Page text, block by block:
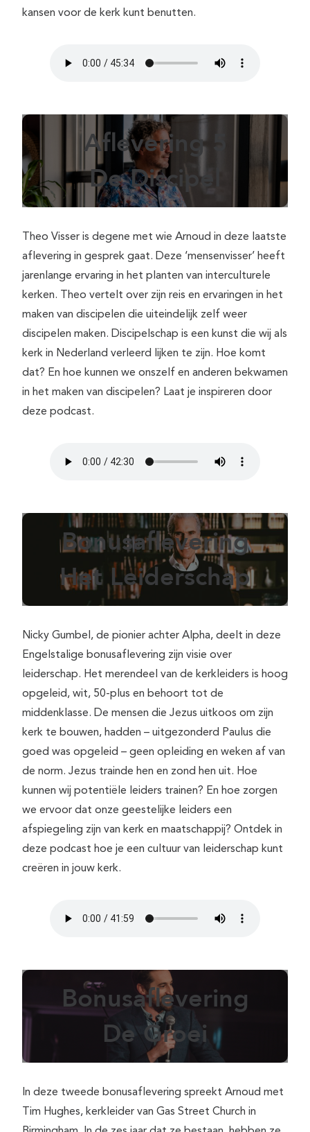
kansen voor de kerk kunt benutten.
Aflevering 5
De Discipel
Theo Visser is degene met wie Arnoud in deze laatste
aflevering in gesprek gaat. Deze ‘mensenvisser’ heeft
jarenlange ervaring in het planten van interculturele
kerken. Theo vertelt over zijn reis en ervaringen in het
maken van discipelen die uiteindelijk zelf weer
discipelen maken. Discipelschap is een kunst die wij als
kerk in Nederland verleerd lijken te zijn. Hoe komt
dat? En hoe kunnen we onszelf en anderen bekwamen
in het maken van discipelen? Laat je inspireren door
deze podcast.
Bonusaflevering
Het Leiderschap
Nicky Gumbel, de pionier achter Alpha, deelt in deze
Engelstalige bonusaflevering zijn visie over
leiderschap. Het merendeel van de kerkleiders is hoog
opgeleid, wit, 50-plus en behoort tot de
middenklasse. De mensen die Jezus uitkoos om zijn
kerk te bouwen, hadden – uitgezonderd Paulus die
goed was opgeleid – geen opleiding en weken af van
de norm. Jezus trainde hen en zond hen uit. Hoe
kunnen wij potentiële leiders trainen? En hoe zorgen
we ervoor dat onze geestelijke leiders een
afspiegeling zijn van kerk en maatschappij? Ontdek in
deze podcast hoe je een cultuur van leiderschap kunt
creëren in jouw kerk.
Bonusaflevering
De Groei
In deze tweede bonusaflevering spreekt Arnoud met
Tim Hughes, kerkleider van Gas Street Church in